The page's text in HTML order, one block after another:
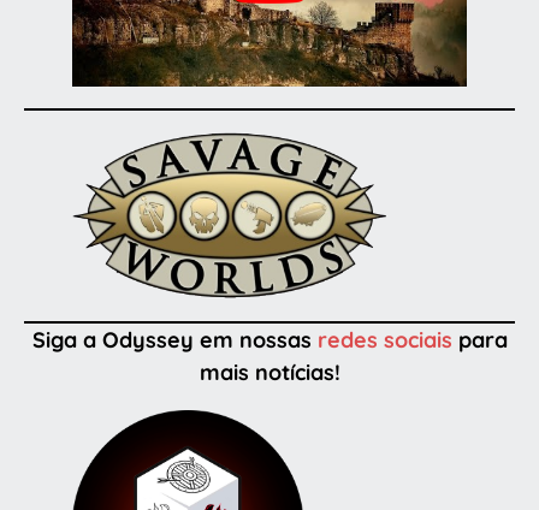
Siga a Odyssey em nossas redes sociais para
mais notícias!